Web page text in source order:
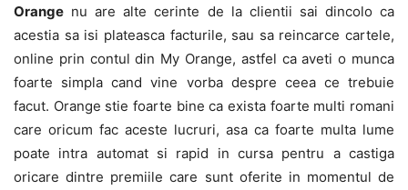
Orange nu are alte cerinte de la clientii sai dincolo ca
acestia sa isi plateasca facturile, sau sa reincarce cartele,
online prin contul din My Orange, astfel ca aveti o munca
foarte simpla cand vine vorba despre ceea ce trebuie
facut. Orange stie foarte bine ca exista foarte multi romani
care oricum fac aceste lucruri, asa ca foarte multa lume
poate intra automat si rapid in cursa pentru a castiga
oricare dintre premiile care sunt oferite in momentul de